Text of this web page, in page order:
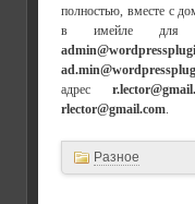
полностью, вместе с
в имейле для
адрес
rlector@gmail.com
Разное